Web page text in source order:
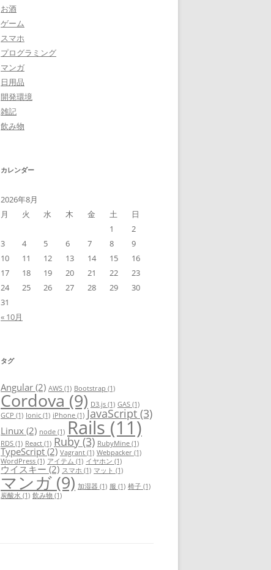
お酒
ゲーム
スマホ
プログラミング
マンガ
日用品
開発環境
雑記
飲み物
カレンダー
2026年8月
月
火 水 木 金 土
日
1
2
3
4 5 6 7 8
9
10
11 12 13 14 15
16
17
18 19 20 21 22
23
24
25 26 27 28 29
30
31
« 10月
タグ
Angular (2) AWS (1) Bootstrap (1)
Cordova (9) D3.js (1) GAS (1)
GCP (1) Ionic (1) iPhone (1) JavaScript (3)
Linux (2) node (1) Rails (11)
RDS (1) React (1) Ruby(3) RubyMine (1)
TypeScript (2) Vagrant (1) Webpacker (1)
WordPress (1) アイテム (1) イヤホン (1)
ウイスキー (2) スマホ (1) マット (1)
マンガ (9) 加湿器 (1) 服 (1) 椅子 (1)
炭酸水 (1) 飲み物 (1)